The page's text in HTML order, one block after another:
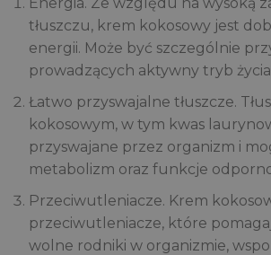
tłuszczu, krem kokosowy jest
energii. Może być szczególnie
prowadzących aktywny tryb
Łatwo przyswajalne tłuszcze.
kokosowym, w tym kwas
przyswajane przez organizm i
metabolizm oraz funkcje
Przeciwutleniacze. Krem
przeciwutleniacze, które
wolne rodniki w organizmie,